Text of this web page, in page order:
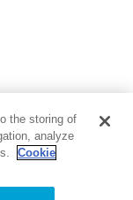
・演劇
the storing of
analyze
Cookie